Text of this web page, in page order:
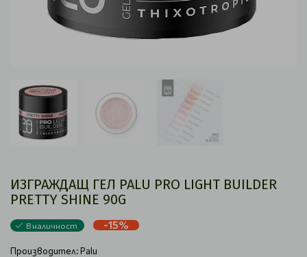
ИЗГРАЖДАЩ ГЕЛ PALU PRO LIGHT BUILDER
PRETTY SHINE 90G
В наличност -15%
Производител:Palu